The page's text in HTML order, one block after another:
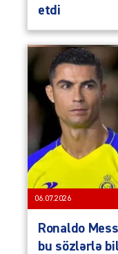
etdi
06.07.2026
Ronaldo
bu sözlərlə